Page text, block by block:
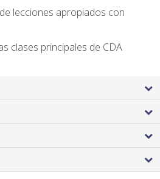
lecciones apropiados con
clases principales de CDA